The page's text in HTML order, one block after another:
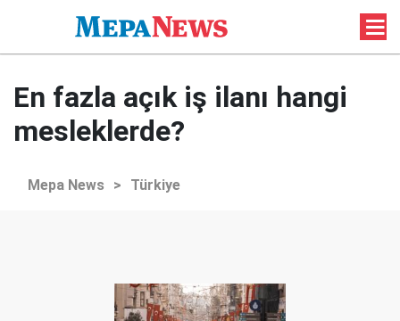
En fazla açık iş ilanı hangi
mesleklerde?
Mepa News > Türkiye